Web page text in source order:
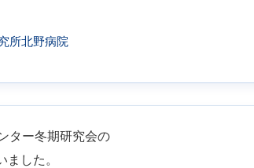
所北野病院
ター冬期研究会の
した。